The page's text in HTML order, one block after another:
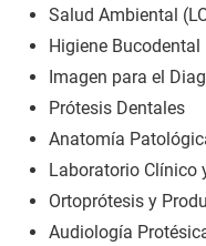
Salud Ambiental
Higiene Bucodental
Imagen para el
Prótesis Dentales
Anatomía
Laboratorio Clínico
Ortoprótesis y
Audiología